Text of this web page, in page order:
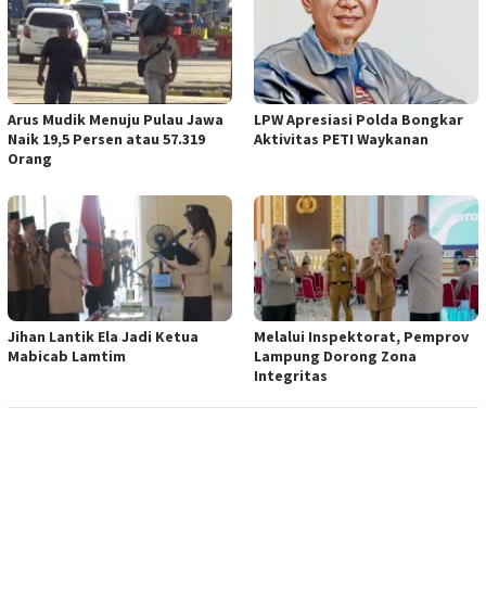
Arus Mudik Menuju Pulau Jawa
Naik 19,5 Persen atau 57.319
Orang
LPW Apresiasi Polda Bongkar
Aktivitas PETI Waykanan
Jihan Lantik Ela Jadi Ketua
Mabicab Lamtim
Melalui Inspektorat, Pemprov
Lampung Dorong Zona
Integritas